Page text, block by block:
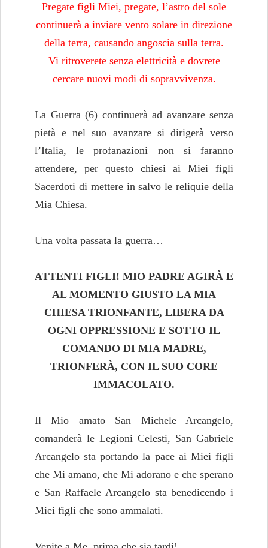
Pregate figli Miei, pregate, l’astro del sole
continuerà a inviare vento solare in direzione
della terra, causando angoscia sulla terra.
Vi ritroverete senza elettricità e dovrete
cercare nuovi modi di sopravvivenza.
La Guerra (6) continuerà ad avanzare senza
pietà e nel suo avanzare si dirigerà verso
l’Italia, le profanazioni non si faranno
attendere, per questo chiesi ai Miei figli
Sacerdoti di mettere in salvo le reliquie della
Mia Chiesa.
Una volta passata la guerra…
ATTENTI FIGLI! MIO PADRE AGIRÀ E
AL MOMENTO GIUSTO LA MIA
CHIESA TRIONFANTE, LIBERA DA
OGNI OPPRESSIONE E SOTTO IL
COMANDO DI MIA MADRE,
TRIONFERÀ, CON IL SUO CORE
IMMACOLATO.
Il Mio amato San Michele Arcangelo,
comanderà le Legioni Celesti, San Gabriele
Arcangelo sta portando la pace ai Miei figli
che Mi amano, che Mi adorano e che sperano
e San Raffaele Arcangelo sta benedicendo i
Miei figli che sono ammalati.